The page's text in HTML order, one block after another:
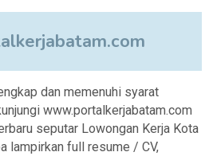
dan memenuhi syarat
www.portalkerjabatam.com
seputar Lowongan Kerja Kota
lampirkan full resume / CV,